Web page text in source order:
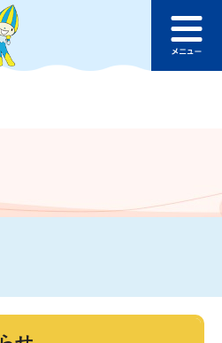
ージの本文へ
ュ